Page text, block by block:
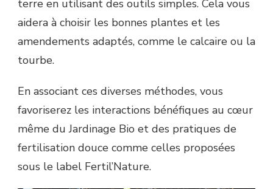
terre en utilisant des outils simples. Cela vous
aidera à choisir les bonnes plantes et les
amendements adaptés, comme le calcaire ou la
tourbe.
En associant ces diverses méthodes, vous
favoriserez les interactions bénéfiques au cœur
même du Jardinage Bio et des pratiques de
fertilisation douce comme celles proposées
sous le label Fertil’Nature.